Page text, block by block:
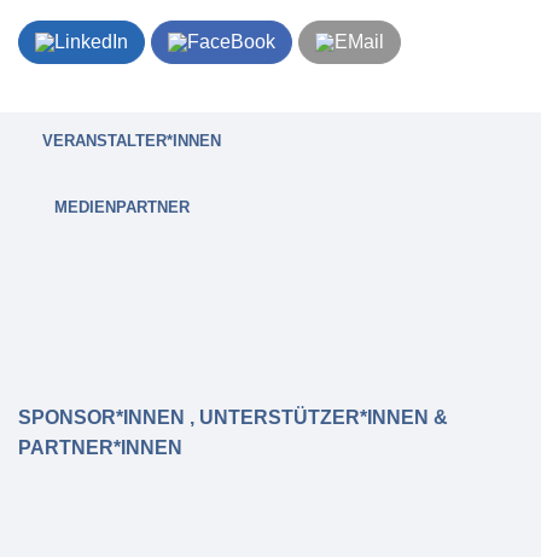
VERANSTALTER*INNEN
MEDIENPARTNER
SPONSOR*INNEN , UNTERSTÜTZER*INNEN &
PARTNER*INNEN